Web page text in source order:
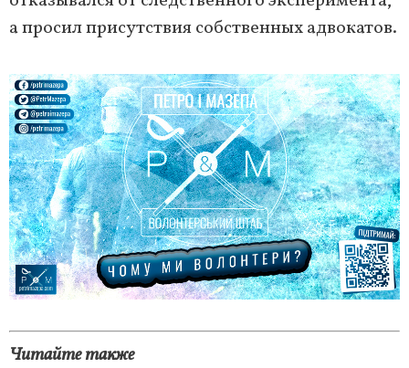
а просил присутствия собственных адвокатов.
Читайте также